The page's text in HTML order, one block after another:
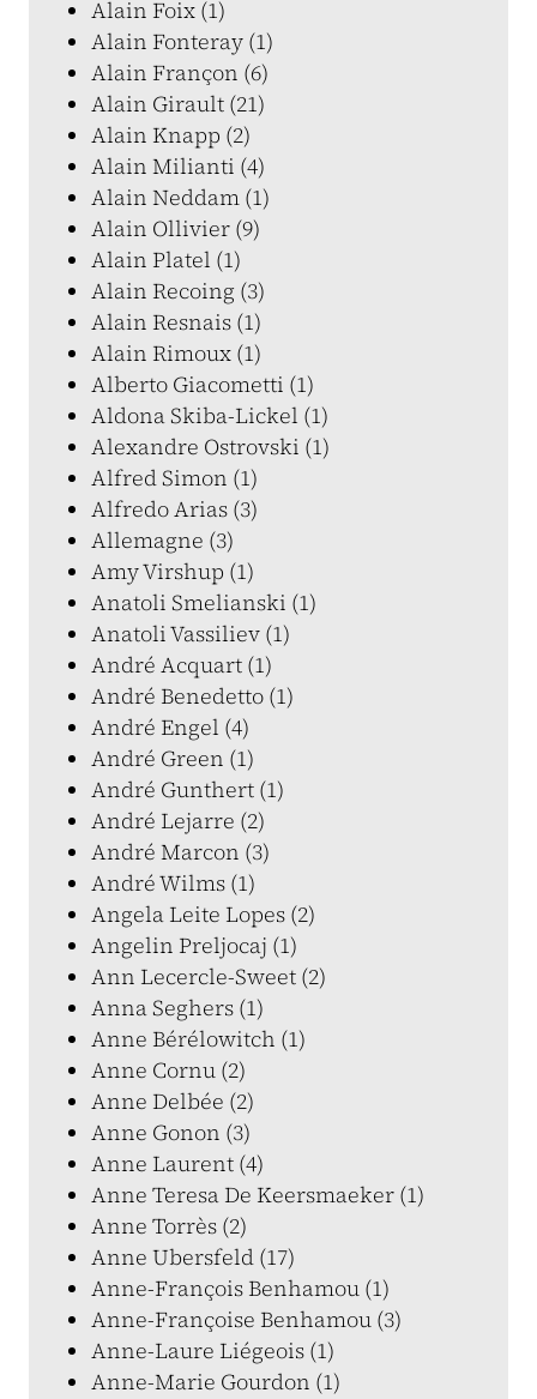
Alain Foix (1)
Alain Fonteray (1)
Alain Françon (6)
Alain Girault (21)
Alain Knapp (2)
Alain Milianti (4)
Alain Neddam (1)
Alain Ollivier (9)
Alain Platel (1)
Alain Recoing (3)
Alain Resnais (1)
Alain Rimoux (1)
Alberto Giacometti (1)
Aldona Skiba-Lickel (1)
Alexandre Ostrovski (1)
Alfred Simon (1)
Alfredo Arias (3)
Allemagne (3)
Amy Virshup (1)
Anatoli Smelianski (1)
Anatoli Vassiliev (1)
André Acquart (1)
André Benedetto (1)
André Engel (4)
André Green (1)
André Gunthert (1)
André Lejarre (2)
André Marcon (3)
André Wilms (1)
Angela Leite Lopes (2)
Angelin Preljocaj (1)
Ann Lecercle-Sweet (2)
Anna Seghers (1)
Anne Bérélowitch (1)
Anne Cornu (2)
Anne Delbée (2)
Anne Gonon (3)
Anne Laurent (4)
Anne Teresa De Keersmaeker (1)
Anne Torrès (2)
Anne Ubersfeld (17)
Anne-François Benhamou (1)
Anne-Françoise Benhamou (3)
Anne-Laure Liégeois (1)
Anne-Marie Gourdon (1)